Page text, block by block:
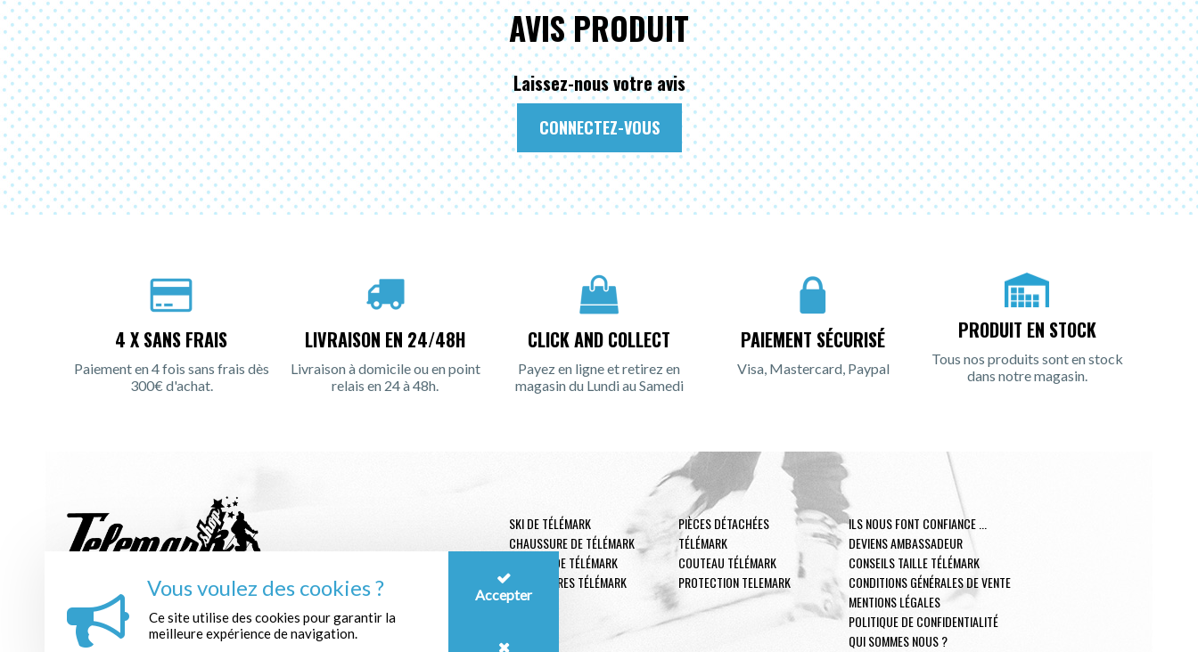
AVIS PRODUIT
Laissez-nous votre avis
CONNECTEZ-VOUS
4 X SANS FRAIS
Paiement en 4 fois sans frais dès
300€ d'achat.
LIVRAISON EN 24/48H
Livraison à domicile ou en point
relais en 24 à 48h.
CLICK AND COLLECT
Payez en ligne et retirez en
magasin du Lundi au Samedi
PAIEMENT SÉCURISÉ
Visa, Mastercard, Paypal
PRODUIT EN STOCK
Tous nos produits sont en stock
dans notre magasin.
INSCRIPTION À LA NEWSLETTER :
SKI DE TÉLÉMARK
CHAUSSURE DE TÉLÉMARK
FIXATION DE TÉLÉMARK
ACCESSOIRES TÉLÉMARK
PIÈCES DÉTACHÉES
TÉLÉMARK
COUTEAU TÉLÉMARK
PROTECTION TELEMARK
ILS NOUS FONT CONFIANCE ...
DEVIENS AMBASSADEUR
CONSEILS TAILLE TÉLÉMARK
CONDITIONS GÉNÉRALES DE VENTE
MENTIONS LÉGALES
POLITIQUE DE CONFIDENTIALITÉ
QUI SOMMES NOUS ?
Vous voulez des cookies ?
Ce site utilise des cookies pour garantir la
meilleure expérience de navigation.
Accepter